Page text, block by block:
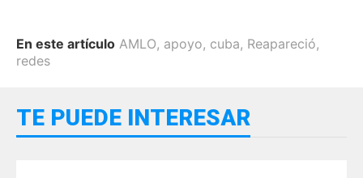
En este artículo AMLO, apoyo, cuba, Reapareció,
redes
TE PUEDE INTERESAR